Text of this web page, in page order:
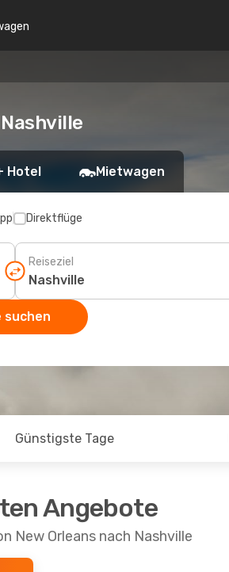
Hotel Mietwagen
Direktflüge
Reiseziel
suchen
Günstigste Tage
Angebote
New Orleans nach Nashville